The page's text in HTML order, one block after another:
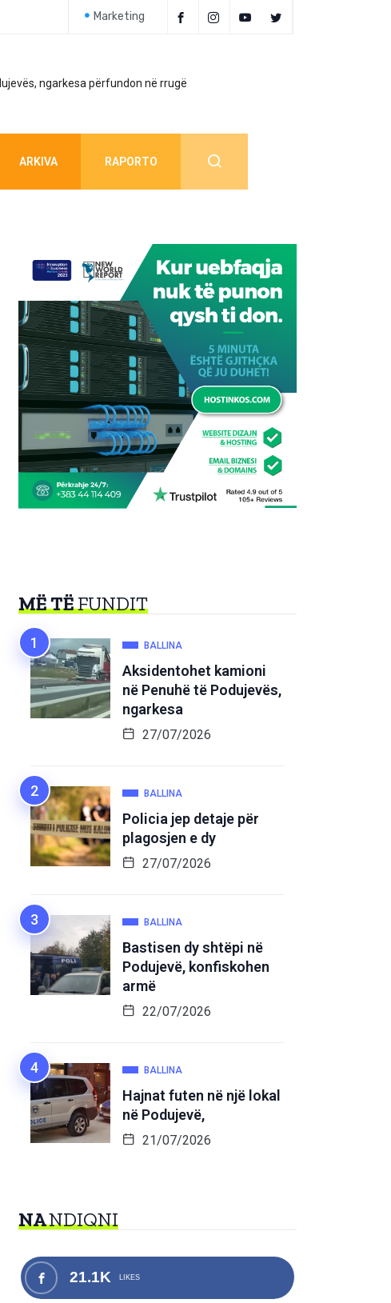
Marketing
ngarkesa përfundon në rrugë
ARKIVA RAPORTO
MË TËFUNDIT
BALLINA
Aksidentohet kamioni
në Penuhë të Podujevës,
ngarkesa
27/07/2026
BALLINA
Policia jep detaje për
plagosjen e dy
27/07/2026
BALLINA
Bastisen dy shtëpi në
Podujevë, konfiskohen
armë
22/07/2026
BALLINA
Hajnat futen në një lokal
në Podujevë,
21/07/2026
NANDIQNI
21.1K LIKES